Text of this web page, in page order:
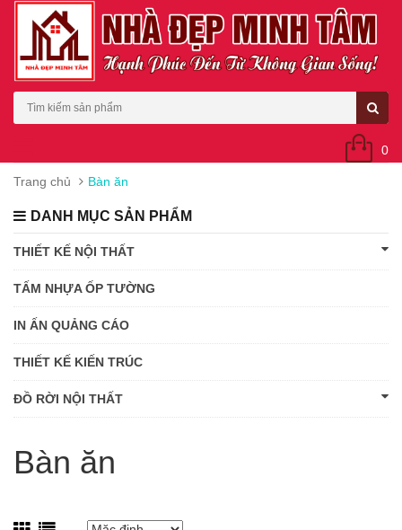
0
Trang chủ Bàn ăn
DANH MỤC SẢN PHẨM
THIẾT KẾ NỘI THẤT
TẤM NHỰA ỐP TƯỜNG
IN ẤN QUẢNG CÁO
THIẾT KẾ KIẾN TRÚC
ĐỒ RỜI NỘI THẤT
Bàn ăn